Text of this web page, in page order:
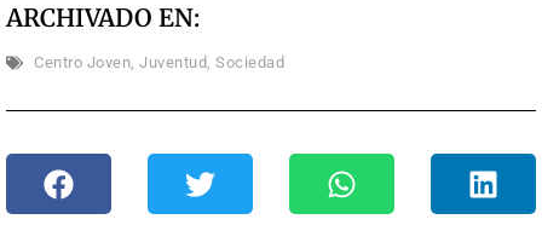
ARCHIVADO EN:
Centro Joven, Juventud , Sociedad